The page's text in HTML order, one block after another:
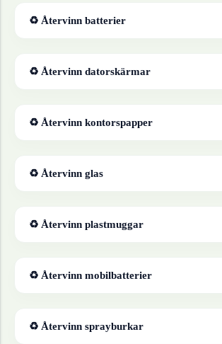
♻ Återvinn batterier
♻ Återvinn datorskärmar
♻ Återvinn kontorspapper
♻ Återvinn glas
♻ Återvinn plastmuggar
♻ Återvinn mobilbatterier
♻ Återvinn sprayburkar